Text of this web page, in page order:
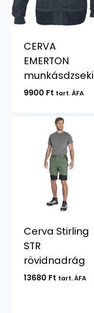
CERVA
EMERTON
munkásdzseki
9900 Ft tart. ÁFA
Cerva Stirling
STR
rövidnadrág
13680 Ft tart. ÁFA